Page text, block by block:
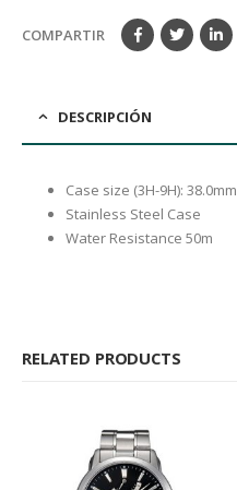
COMPARTIR
DESCRIPCIÓN
Case size (3H-9H): 38.0mm
Stainless Steel Case
Water Resistance 50m
RELATED PRODUCTS